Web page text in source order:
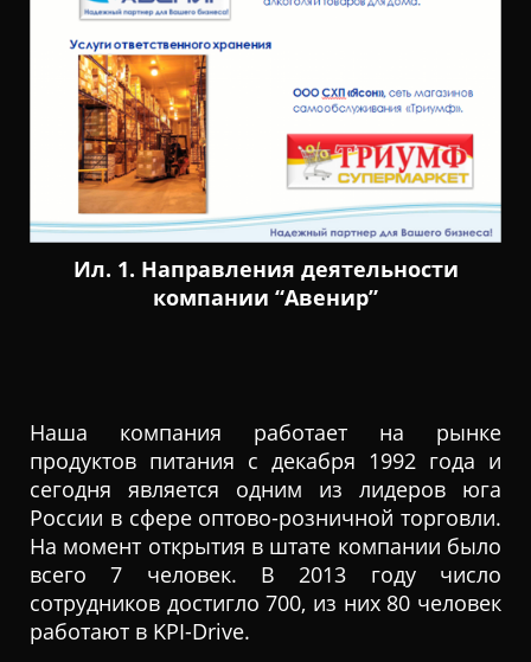
Ил. 1. Направления деятельности
компании “Авенир”
Наша компания работает на рынке
продуктов питания с декабря 1992 года и
сегодня является одним из лидеров юга
России в сфере оптово-розничной торговли.
На момент открытия в штате компании было
всего 7 человек. В 2013 году число
сотрудников достигло 700, из них 80 человек
работают в KPI-Drive.